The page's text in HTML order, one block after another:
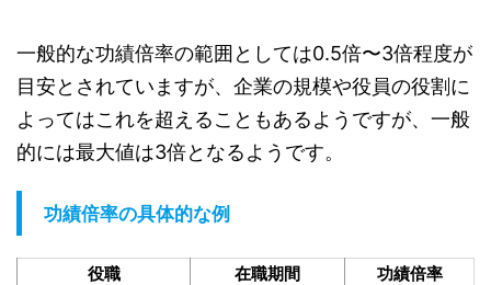
一般的な功績倍率の範囲としては0.5倍〜3倍程度が
目安とされていますが、企業の規模や役員の役割に
よってはこれを超えることもあるようですが、一般
的には最大値は3倍となるようです。
功績倍率の具体的な例
役職 在職期間
功績倍率